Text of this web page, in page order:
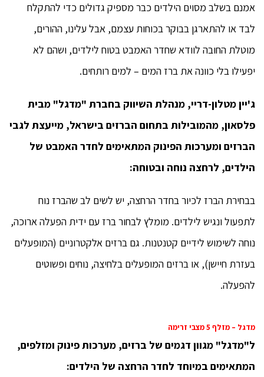
אמנם בשלב מסוים הילדים כבר מספיק גדולים כדי להתקלח
לבד או להתארגן בבוקר בכוחות עצמם, אבל עלינו, ההורים,
מוטלת החובה לוודא שחדר האמבט בטוח לילדים, ושהם לא
יפעילו בלי כוונה את ברז המים – למים רותחים.
ג'יין מטלון-דריי, מנהלת השיווק בחברת "מדגל" מבית
פלסאון, מהמובילות בתחום הברזים בישראל, מייעצת לגבי
הברזים ומערכות הפינוק המתאימים לחדר האמבט של
הילדים, לרחצה נוחה ובטוחה:
בבחירת הברז לכיור בחדר הרחצה, יש לשים לב שהברז נוח
לתפעול ונגיש לילדים. מומלץ לבחור ברז עם ידית הפעלה ארוכה,
נוחה לשימוש לידיים קטנטנות. גם ברזים אלקטרוניים (המופעלים
בעזרת חיישן), או ברזים המופעלים בלחיצה, נוחים ופשוטים
להפעלה.
מדגל – מזלף 5 מצבי זרימה
ל"מדגל" מגוון דגמים של ברזים, מערכות פינוק ומזלפים,
המתאימים במיוחד לחדר הרחצה של הילדים: